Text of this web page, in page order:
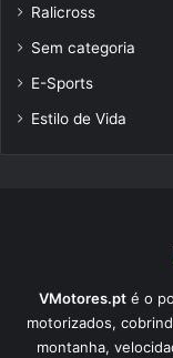
Ralicross
Sem categoria
E-Sports
Estilo de Vida
VMotores.pt é o
motorizados,
montanha,